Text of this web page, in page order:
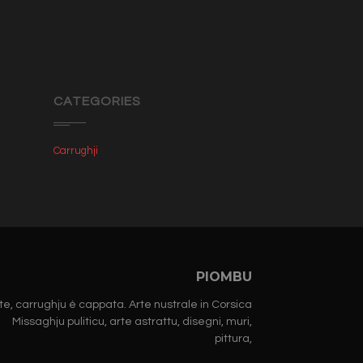
CATEGORIES
Carrughji
PIOMBU
carrughju è cappata. Arte nustrale in Corsica
Missaghju puliticu, arte astrattu, disegni, muri,
pittura,